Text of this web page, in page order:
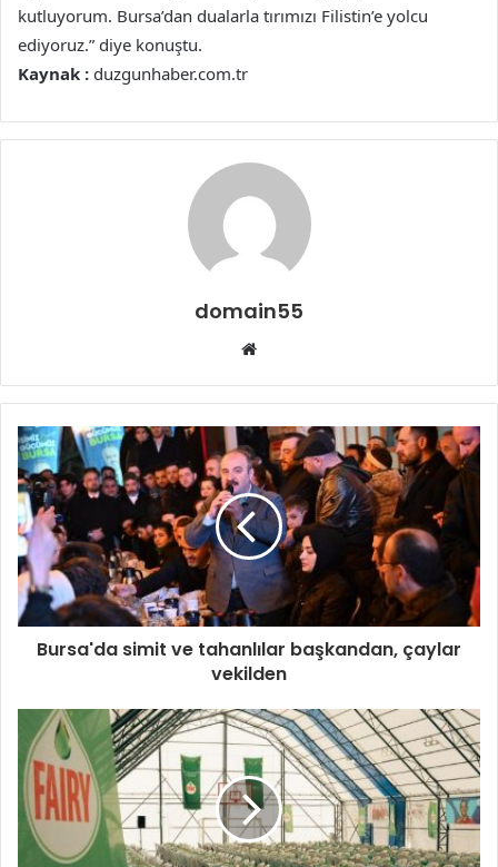
kutluyorum. Bursa’dan dualarla tırımızı Filistin’e yolcu
ediyoruz.” diye konuştu.
Kaynak : duzgunhaber.com.tr
domain55
Web
Bursa'da simit ve tahanlılar başkandan, çaylar
vekilden